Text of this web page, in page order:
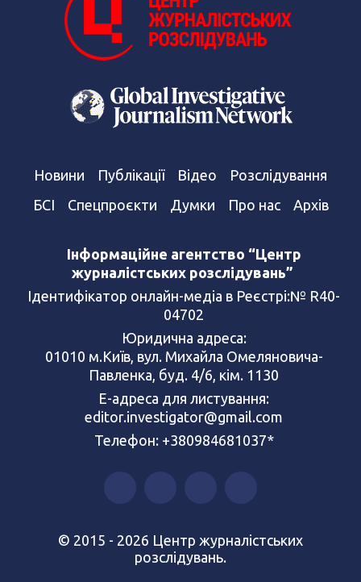
Новини Публікації Відео
Розслідування
БСІ
Спецпроєкти Думки Про нас Архів
Інформаційне агентство “Центр
журналістських розслідувань”
Ідентифікатор онлайн-медіа в Реєстрі:№ R40-
04702
Юридична адреса:
01010 м.Київ, вул. Михайла Омеляновича-
Павленка, буд. 4/6, кім. 1130
Е-адреса для листування:
editor.investigator@gmail.com
Телефон: +380984681037*
© 2015 - 2026 Центр журналістських
розслідувань.